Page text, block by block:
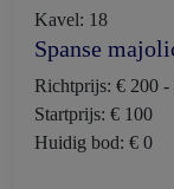
Kavel: 18
Spanse
Richtprijs: € 200 -
Startprijs: € 100
Huidig bod: € 0